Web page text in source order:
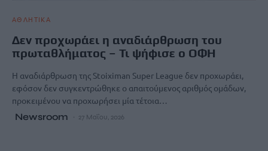
ΑΘΛΗΤΙΚΑ
Δεν προχωράει η αναδιάρθρωση του
πρωταθλήματος – Τι ψήφισε ο ΟΦΗ
Η αναδιάρθρωση της Stoiximan Super League δεν προχωράει,
εφόσον δεν συγκεντρώθηκε ο απαιτούμενος αριθμός ομάδων,
προκειμένου να προχωρήσει μία τέτοια…
Newsroom 27 Μαΐου, 2026